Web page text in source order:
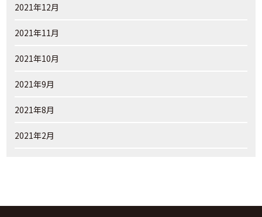
2021年12月
2021年11月
2021年10月
2021年9月
2021年8月
2021年2月